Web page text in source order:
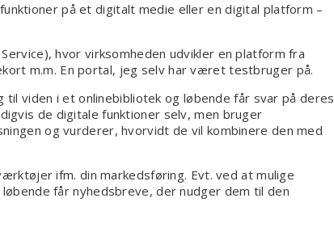
på et digitalt medie eller en digital platform –
hvor virksomheden udvikler en platform fra
m.m. En portal, jeg selv har været testbruger på.
til viden i et onlinebibliotek og løbende får svar på deres
de digitale funktioner selv, men bruger
og vurderer, hvorvidt de vil kombinere den med
ifm. din markedsføring. Evt. ved at mulige
får nyhedsbreve, der nudger dem til den